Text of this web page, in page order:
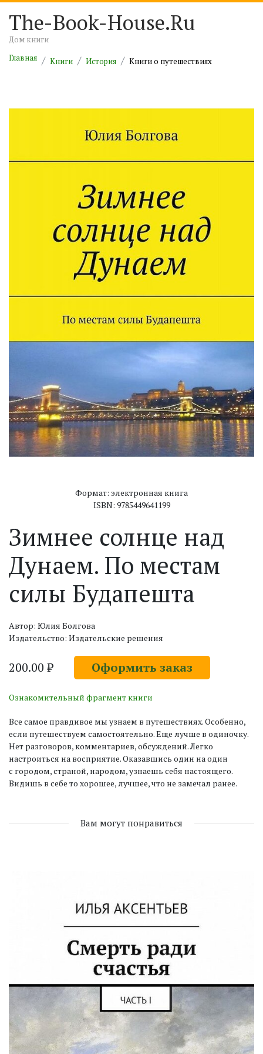
The-Book-House.Ru
Дом книги
Главная
Книги История Книги о путешествиях
Формат: электронная книга
ISBN: 9785449641199
Зимнее солнце над
Дунаем. По местам
силы Будапешта
Автор: Юлия Болгова
Издательство: Издательские решения
200.00 ₽ Оформить заказ
Ознакомительный фрагмент книги
Все самое правдивое мы узнаем в путешествиях. Особенно,
если путешествуем самостоятельно. Еще лучше в одиночку.
Нет разговоров, комментариев, обсуждений. Легко
настроиться на восприятие. Оказавшись один на один
с городом, страной, народом, узнаешь себя настоящего.
Видишь в себе то хорошее, лучшее, что не замечал ранее.
Вам могут понравиться